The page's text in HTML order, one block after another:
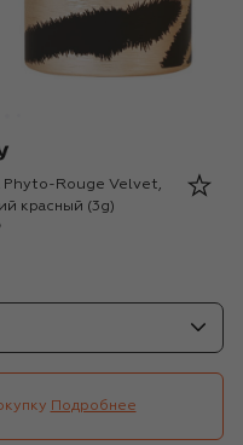
Phyto-Rouge Velvet,
красный (3g)
Подробнее